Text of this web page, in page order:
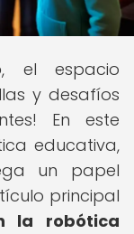
, el espacio
y desafíos
En este
educativa,
un papel
principal
la robótica